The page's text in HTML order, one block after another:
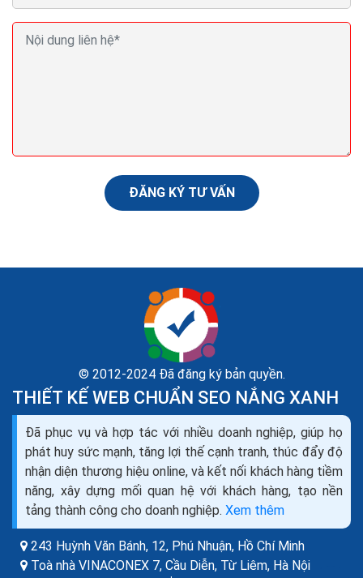
Seo web bằng backlink không đúng làm từ khóa bị
Bạn đã bao giờ tự hỏi, đâu mới là cách tạo backlink hiệu
quả, mang lại hiệu quả lâu dài? Có vô vàn bài viết về
cách tạo backlink, liệu nó có phù hợp...
ĐĂNG KÝ TƯ VẤN
© 2012-2024 Đã đăng ký bản quyền.
THIẾT KẾ WEB CHUẨN SEO NẮNG XANH
Đã phục vụ và hợp tác với nhiều doanh nghiệp, giúp họ
phát huy sức mạnh, tăng lợi thế cạnh tranh, thúc đẩy độ
nhận diện thương hiệu online, và kết nối khách hàng tiềm
năng, xây dựng mối quan hệ với khách hàng, tạo nền
tảng thành công cho doanh nghiệp. Xem thêm
243 Huỳnh Văn Bánh, 12, Phú Nhuận, Hồ Chí Minh
Toà nhà VINACONEX 7, Cầu Diễn, Từ Liêm, Hà Nội